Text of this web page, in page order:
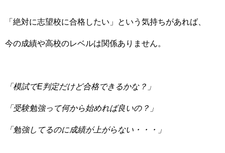
「絶対に志望校に合格したい」という気持ちがあれば、
今の成績や高校のレベルは関係ありません。
「模試でE判定だけど合格できるかな？」
「受験勉強って何から始めれば良いの？」
「勉強してるのに成績が上がらない・・・」